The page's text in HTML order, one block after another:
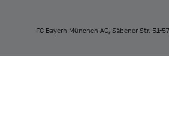
FC Bayern München AG, Säbener Str. 51-